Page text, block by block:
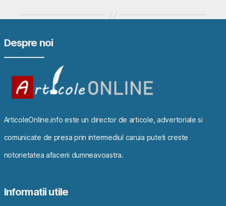
Despre noi
ArticoleOnline.info este un director de articole, advertoriale si
comunicate de presa prin intermediul caruia puteti creste
notorietatea afacerii dumneavoastra.
Informatii utile